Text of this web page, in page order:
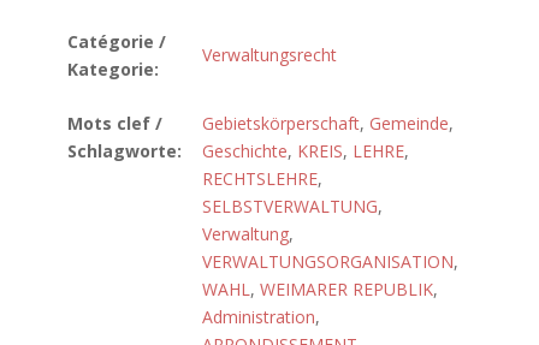
Catégorie /
Kategorie:
Verwaltungsrecht
Mots clef /
Schlagworte:
Gebietskörperschaft, Gemeinde,
Geschichte, KREIS, LEHRE,
RECHTSLEHRE,
SELBSTVERWALTUNG,
Verwaltung,
VERWALTUNGSORGANISATION,
WAHL, WEIMARER REPUBLIK,
Administration,